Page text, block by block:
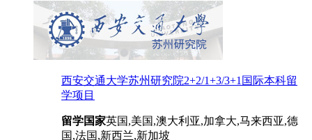
西安交通大学苏州研究院2+2/1+3/3+1国际本科留
学项目
留学国家英国,美国,澳大利亚,加拿大,马来西亚,德
国,法国,新西兰,新加坡